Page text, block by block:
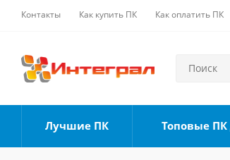
Контакты Как купить ПК Как оплатить ПК
Лучшие ПК Топовые ПК